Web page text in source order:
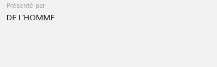
Présenté par
DE L'HOMME